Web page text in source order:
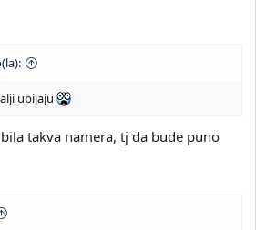
ubijaju
takva namera, tj da bude puno